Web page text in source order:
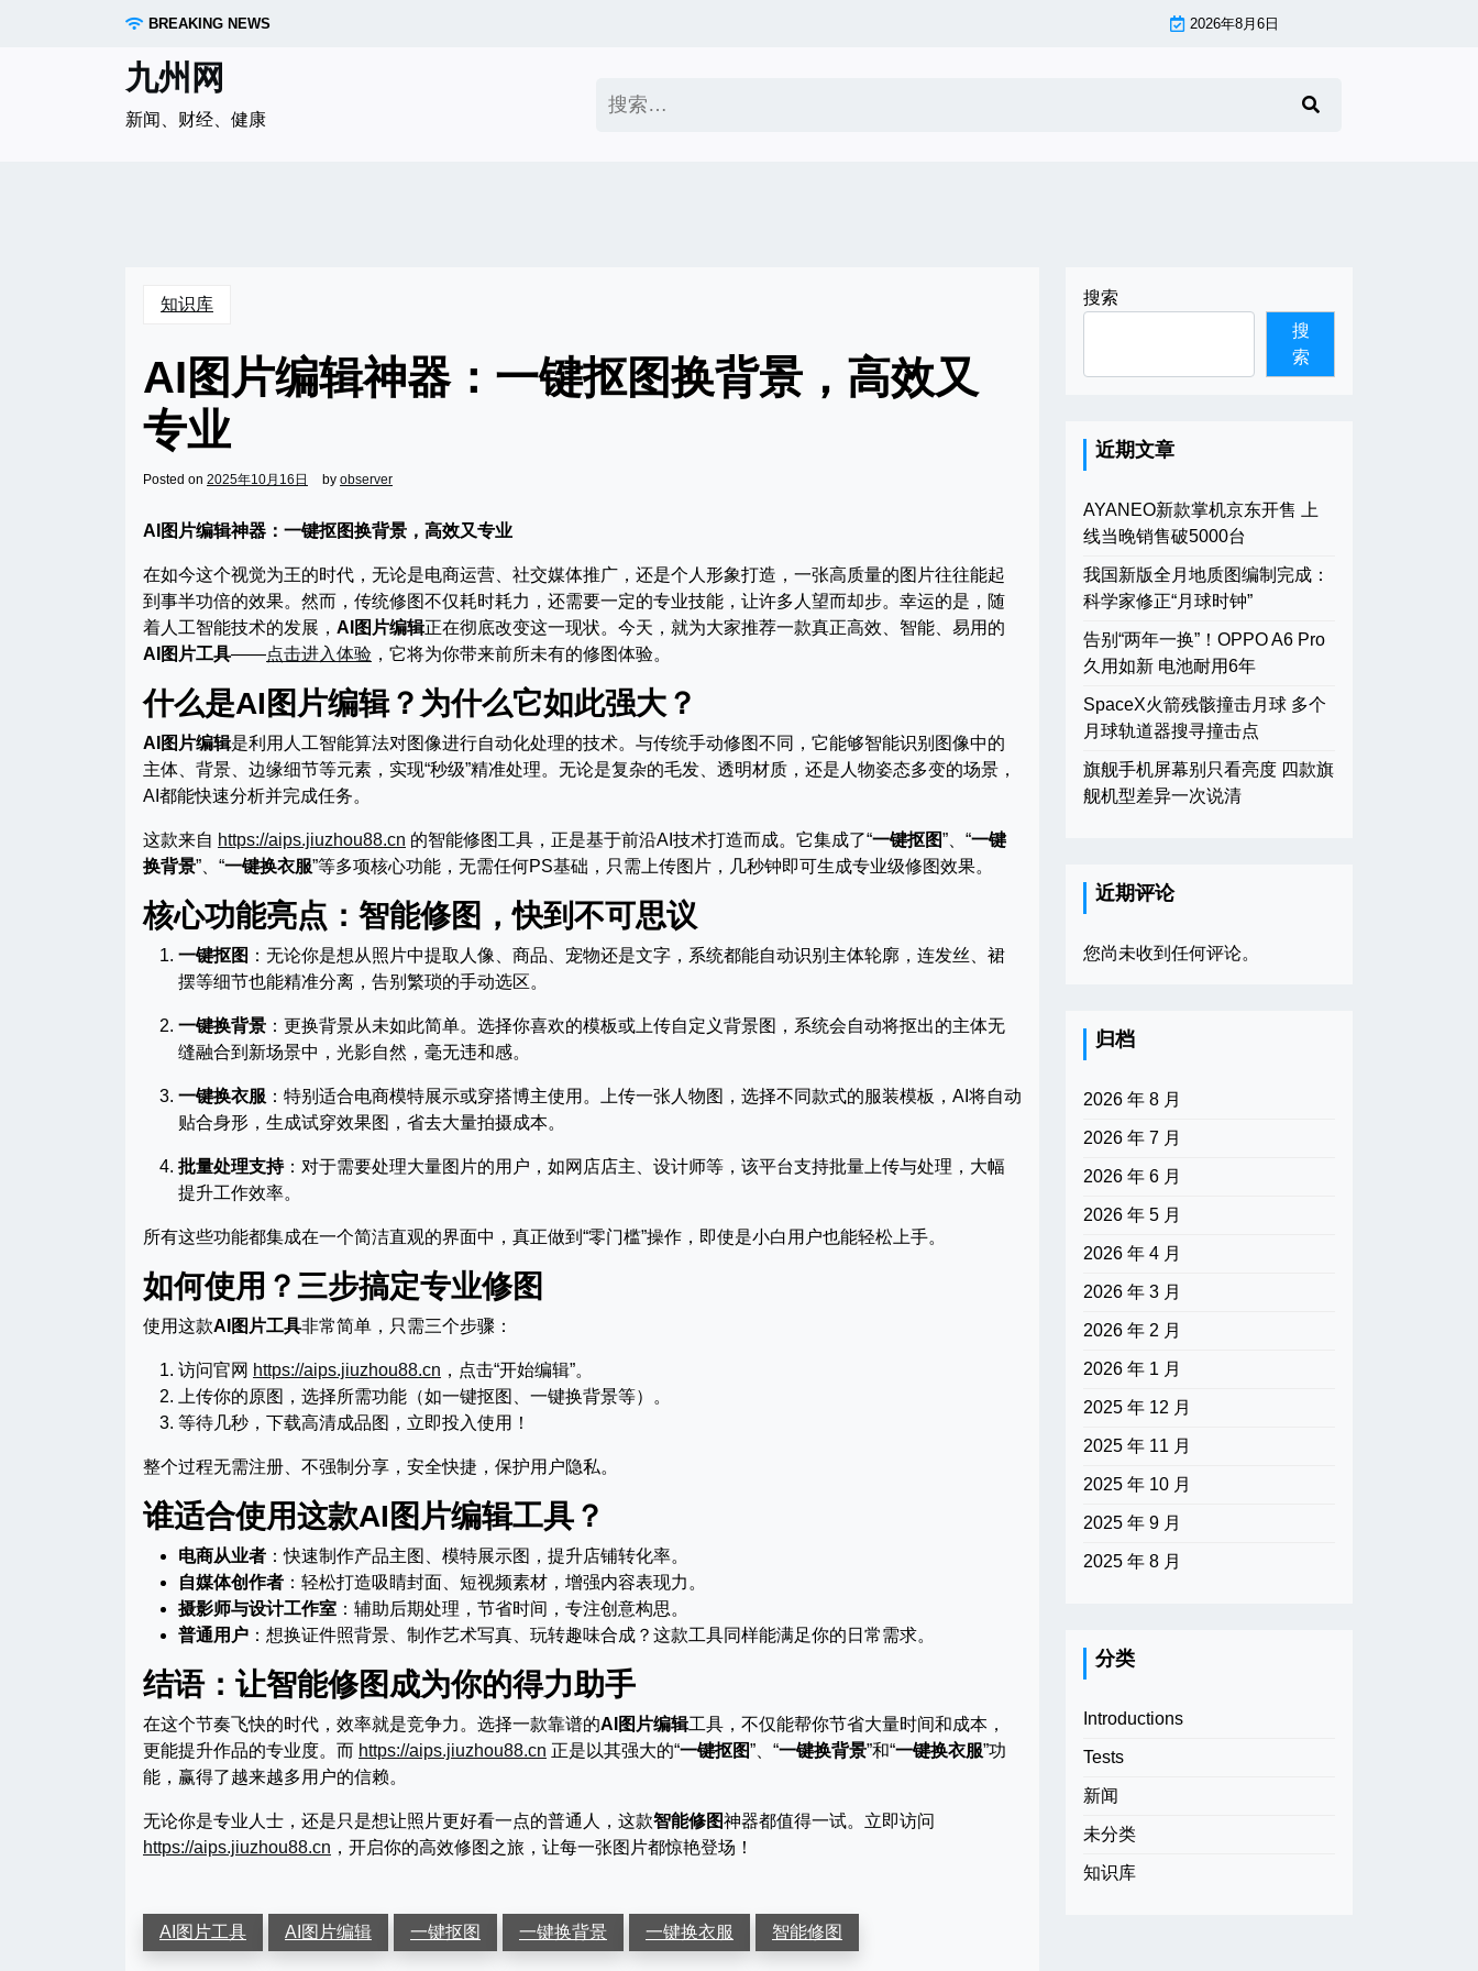
BREAKING NEWS 2026年8月6日
九州网
新闻、财经、健康
索：
知识库
AI图片编辑神器：一键抠图换背景，高效又
专业
Posted on 2025年10月16日 by observer
AI图片编辑神器：一键抠图换背景，高效又专业
在如今这个视觉为王的时代，无论是电商运营、社交媒体推广，还是个人形象打造，一张高质量的图片往往能起
到事半功倍的效果。然而，传统修图不仅耗时耗力，还需要一定的专业技能，让许多人望而却步。幸运的是，随
着人工智能技术的发展， AI图片编辑正在彻底改变这一现状。今天，就为大家推荐一款真正高效、智能、易用的
AI图片工具——点击进入体验 ，它将为你带来前所未有的修图体验。
什么是AI图片编辑？为什么它如此强大？
AI图片编辑是利用人工智能算法对图像进行自动化处理的技术。与传统手动修图不同，它能够智能识别图像中的
主体、背景、边缘细节等元素，实现“秒级”精准处理。无论是复杂的毛发、透明材质，还是人物姿态多变的场景，
AI都能快速分析并完成任务。
这款来自 https://aips.jiuzhou88.cn 的智能修图工具，正是基于前沿AI技术打造而成。它集成了“一键抠图”、“一键
换背景”、“一键换衣服”等多项核心功能，无需任何PS基础，只需上传图片，几秒钟即可生成专业级修图效果。
核心功能亮点：智能修图，快到不可思议
一键抠图 ：无论你是想从照片中提取人像、商品、宠物还是文字，系统都能自动识别主体轮廓，连发丝、裙
摆等细节也能精准分离，告别繁琐的手动选区。
一键换背景 ：更换背景从未如此简单。选择你喜欢的模板或上传自定义背景图，系统会自动将抠出的主体无
缝融合到新场景中，光影自然，毫无违和感。
一键换衣服 ：特别适合电商模特展示或穿搭博主使用。上传一张人物图，选择不同款式的服装模板，AI将自动
贴合身形，生成试穿效果图，省去大量拍摄成本。
批量处理支持：对于需要处理大量图片的用户，如网店店主、设计师等，该平台支持批量上传与处理，大幅
提升工作效率。
所有这些功能都集成在一个简洁直观的界面中，真正做到“零门槛”操作，即使是小白用户也能轻松上手。
如何使用？三步搞定专业修图
使用这款AI图片工具非常简单，只需三个步骤：
访问官网 https://aips.jiuzhou88.cn ，点击“开始编辑”。
上传你的原图，选择所需功能（如一键抠图、一键换背景等）。
等待几秒，下载高清成品图，立即投入使用！
整个过程无需注册、不强制分享，安全快捷，保护用户隐私。
谁适合使用这款AI图片编辑工具？
电商从业者 ：快速制作产品主图、模特展示图，提升店铺转化率。
自媒体创作者 ：轻松打造吸睛封面、短视频素材，增强内容表现力。
摄影师与设计工作室 ：辅助后期处理，节省时间，专注创意构思。
普通用户 ：想换证件照背景、制作艺术写真、玩转趣味合成？这款工具同样能满足你的日常需求。
结语：让智能修图成为你的得力助手
在这个节奏飞快的时代，效率就是竞争力。选择一款靠谱的AI图片编辑工具，不仅能帮你节省大量时间和成本，
更能提升作品的专业度。而 https://aips.jiuzhou88.cn 正是以其强大的“一键抠图”、“一键换背景”和“一键换衣服”功
能，赢得了越来越多用户的信赖。
无论你是专业人士，还是只是想让照片更好看一点的普通人，这款智能修图神器都值得一试。立即访问
https://aips.jiuzhou88.cn ，开启你的高效修图之旅，让每一张图片都惊艳登场！
AI图片工具 AI图片编辑 一键抠图 一键换背景 一键换衣服 智能修图
搜索
搜
索
近期文章
AYANEO新款掌机京东开售 上
线当晚销售破5000台
我国新版全月地质图编制完成：
科学家修正“月球时钟”
告别“两年一换”！OPPO A6 Pro
久用如新 电池耐用6年
SpaceX火箭残骸撞击月球 多个
月球轨道器搜寻撞击点
旗舰手机屏幕别只看亮度 四款旗
舰机型差异一次说清
近期评论
您尚未收到任何评论。
归档
2026 年 8 月
2026 年 7 月
2026 年 6 月
2026 年 5 月
2026 年 4 月
2026 年 3 月
2026 年 2 月
2026 年 1 月
2025 年 12 月
2025 年 11 月
2025 年 10 月
2025 年 9 月
2025 年 8 月
分类
Introductions
Tests
新闻
未分类
知识库